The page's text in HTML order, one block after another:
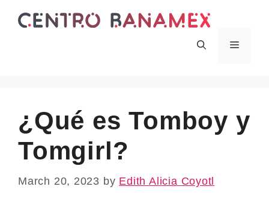
Menu
¿Qué es Tomboy y
Tomgirl?
March 20, 2023 by Edith Alicia Coyotl